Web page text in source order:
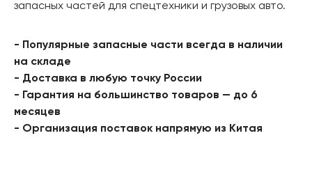
запасных частей для спецтехники и грузовых авто.
- Популярные запасные части всегда в наличии
на складе
- Доставка в любую точку России
- Гарантия на большинство товаров — до 6
месяцев
- Организация поставок напрямую из Китая